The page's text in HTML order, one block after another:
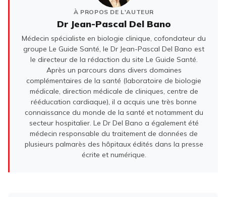
À PROPOS DE L'AUTEUR
Dr Jean-Pascal Del Bano
Médecin spécialiste en biologie clinique, cofondateur du
groupe Le Guide Santé, le Dr Jean-Pascal Del Bano est
le directeur de la rédaction du site Le Guide Santé.
Après un parcours dans divers domaines
complémentaires de la santé (laboratoire de biologie
médicale, direction médicale de cliniques, centre de
rééducation cardiaque), il a acquis une très bonne
connaissance du monde de la santé et notamment du
secteur hospitalier. Le Dr Del Bano a également été
médecin responsable du traitement de données de
plusieurs palmarès des hôpitaux édités dans la presse
écrite et numérique.